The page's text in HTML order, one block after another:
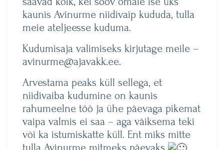
kaunis Avinurme niidivaip kududa, tulla
meie ateljeesse kuduma.
Kudumisaja valimiseks kirjutage meile –
avinurme@ajavakk.ee.
Arvestama peaks küll sellega, et
niidivaiba kudumine on kaunis
rahumeelne töö ja ühe päevaga pikemat
vaipa valmis ei saa – aga väiksema teki
või ka istumiskatte küll. Ent miks mitte
tulla Avinurme mitmeks päevaks